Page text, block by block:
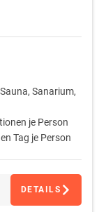
Sanarium,
je Person
Tag je Person
DETAILS